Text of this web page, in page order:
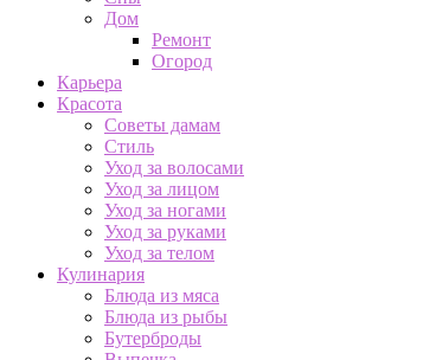
Дом
Ремонт
Огород
Карьера
Красота
Советы дамам
Стиль
Уход за волосами
Уход за лицом
Уход за ногами
Уход за руками
Уход за телом
Кулинария
Блюда из мяса
Блюда из рыбы
Бутерброды